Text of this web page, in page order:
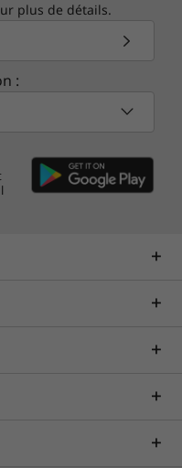
la fiabilité et la
sont testés
militaire et plus de
qu’ils
extrêmes.
la nature sauvage
poussière du
la pression,
tests de
plus de détails.
: